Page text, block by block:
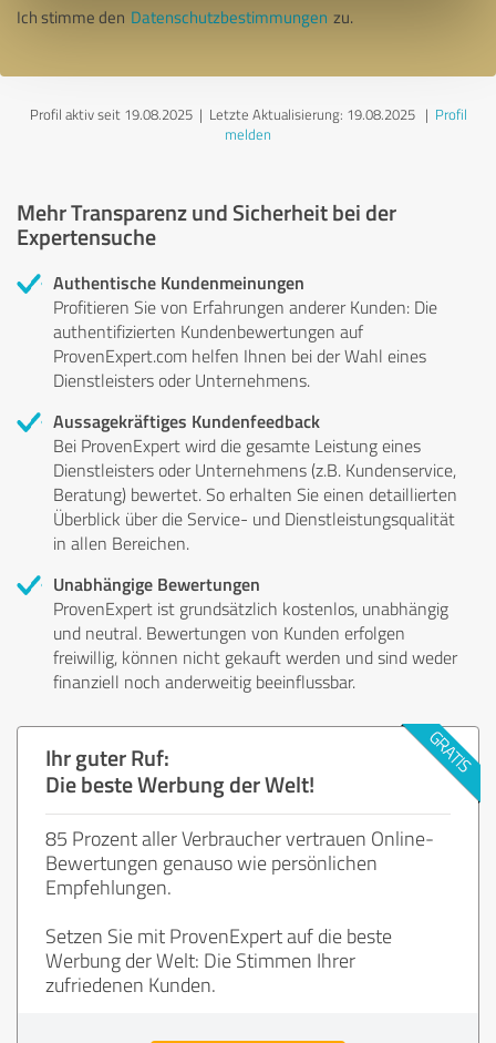
Ich stimme den Datenschutzbestimmungen zu.
Profil aktiv seit 19.08.2025 | Letzte Aktualisierung: 19.08.2025| Profil
melden
Mehr Transparenz und Sicherheit bei der
Expertensuche
Authentische Kundenmeinungen
Profitieren Sie von Erfahrungen anderer Kunden: Die
authentifizierten Kundenbewertungen auf
ProvenExpert.com helfen Ihnen bei der Wahl eines
Dienstleisters oder Unternehmens.
Aussagekräftiges Kundenfeedback
Bei ProvenExpert wird die gesamte Leistung eines
Dienstleisters oder Unternehmens (z.B. Kundenservice,
Beratung) bewertet. So erhalten Sie einen detaillierten
Überblick über die Service- und Dienstleistungsqualität
in allen Bereichen.
Unabhängige Bewertungen
ProvenExpert ist grundsätzlich kostenlos, unabhängig
und neutral. Bewertungen von Kunden erfolgen
freiwillig, können nicht gekauft werden und sind weder
finanziell noch anderweitig beeinflussbar.
Ihr guter Ruf:
Die beste Werbung der Welt!
85 Prozent aller Verbraucher vertrauen Online-
Bewertungen genauso wie persönlichen
Empfehlungen.
Setzen Sie mit ProvenExpert auf die beste
Werbung der Welt: Die Stimmen Ihrer
zufriedenen Kunden.